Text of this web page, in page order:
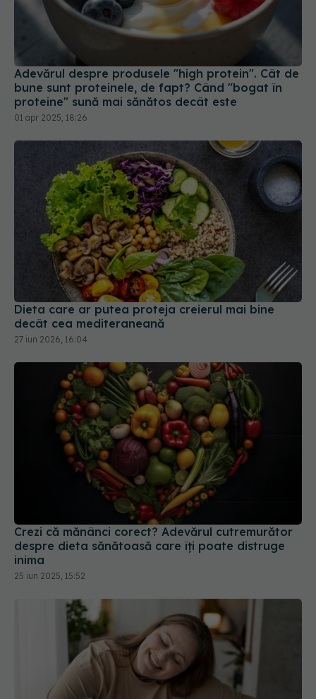
Adevărul despre produsele "high protein". Cât de
bune sunt proteinele, de fapt? Când "bogat în
proteine" sună mai sănătos decât este
01 apr 2025, 18:26
Dieta care ar putea proteja creierul mai bine
decât cea mediteraneană
27 iun 2026, 16:04
Crezi că mănânci corect? Adevărul cutremurător
despre dieta sănătoasă care îți poate distruge
inima
25 iun 2025, 15:52